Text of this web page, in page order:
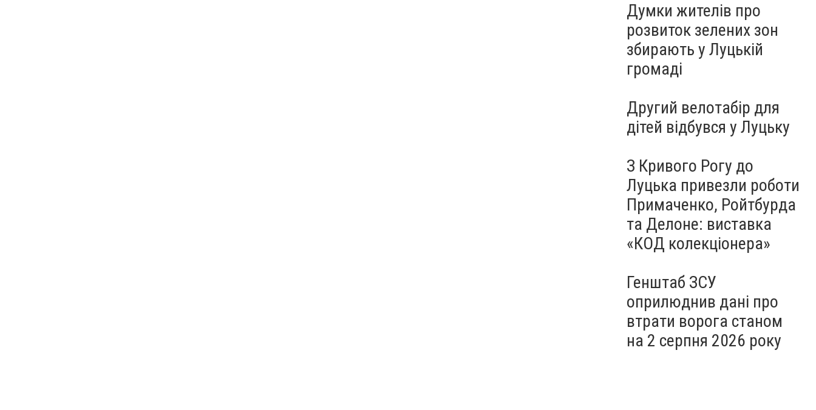
Думки жителів про
розвиток зелених зон
збирають у Луцькій
громаді
Другий велотабір для
дітей відбувся у Луцьку
З Кривого Рогу до
Луцька привезли роботи
Примаченко, Ройтбурда
та Делоне: виставка
«КОД колекціонера»
Генштаб ЗСУ
оприлюднив дані про
втрати ворога станом
на 2 серпня 2026 року